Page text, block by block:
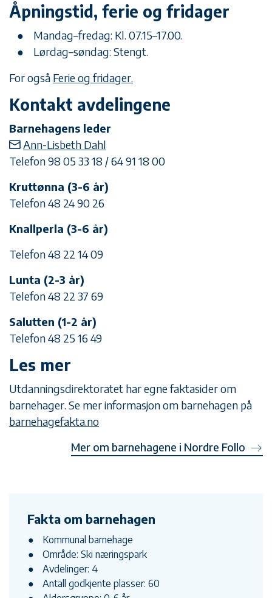
Åpningstid, ferie og fridager
Mandag–fredag: Kl. 07.15–17.00.
Lørdag–søndag: Stengt.
For også Ferie og fridager.
Kontakt avdelingene
Barnehagens leder
Ann-Lisbeth Dahl
Telefon 98 05 33 18 / 64 91 18 00
Kruttønna (3-6 år)
Telefon 48 24 90 26
Knallperla (3-6 år)
Telefon 48 22 14 09
Lunta (2-3 år)
Telefon 48 22 37 69
Salutten (1-2 år)
Telefon 48 25 16 49
Les mer
Utdanningsdirektoratet har egne faktasider om
barnehager. Se mer informasjon om barnehagen på
barnehagefakta.no
Mer om barnehagene i Nordre Follo
Fakta om barnehagen
Kommunal barnehage
Område: Ski næringspark
Avdelinger: 4
Antall godkjente plasser: 60